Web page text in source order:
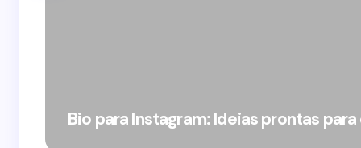
Bio para Instagram: Ideias prontas